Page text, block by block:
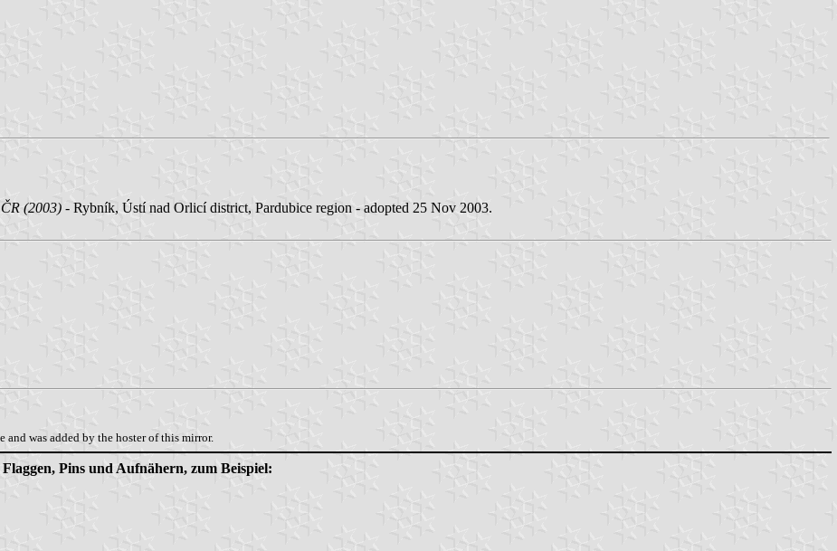
(2003) - Rybník, Ústí nad Orlicí district, Pardubice region - adopted 25 Nov 2003.
was added by the hoster of this mirror.
Pins und Aufnähern, zum Beispiel: